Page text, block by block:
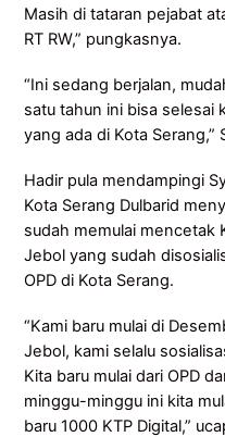
Masih di tataran pejabat
RT RW,” pungkasnya.
“Ini sedang berjalan,
satu tahun ini bisa selesai
yang ada di Kota Serang,”
Hadir pula mendampingi
Kota Serang Dulbarid
sudah memulai mencetak
Jebol yang sudah
OPD di Kota Serang.
“Kami baru mulai di
Jebol, kami selalu
Kita baru mulai dari OPD
minggu-minggu ini kita
baru 1000 KTP Digital,”